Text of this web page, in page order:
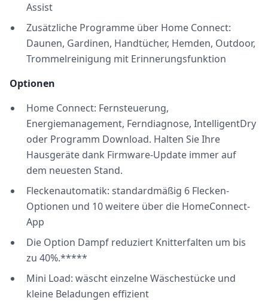
Assist
Zusätzliche Programme über Home Connect:
Daunen, Gardinen, Handtücher, Hemden, Outdoor,
Trommelreinigung mit Erinnerungsfunktion
Optionen
Home Connect: Fernsteuerung,
Energiemanagement, Ferndiagnose, IntelligentDry
oder Programm Download. Halten Sie Ihre
Hausgeräte dank Firmware-Update immer auf
dem neuesten Stand.
Fleckenautomatik: standardmäßig 6 Flecken-
Optionen und 10 weitere über die HomeConnect-
App
Die Option Dampf reduziert Knitterfalten um bis
zu 40%.*****
Mini Load: wäscht einzelne Wäschestücke und
kleine Beladungen effizient